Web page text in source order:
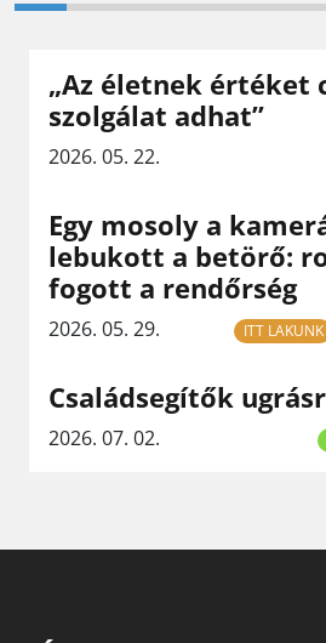
„Az életnek értéket
szolgálat adhat”
2026. 05. 22.
Egy mosoly a
lebukott a betörő:
fogott a rendőrség
2026. 05. 29. ITT LAKUNK
Családsegítők
2026. 07. 02.